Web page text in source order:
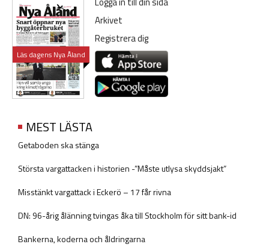
Läs dagens Nya Åland
Arkivet
Registrera dig
MEST LÄSTA
Getaboden ska stänga
Största vargattacken i historien -”Måste utlysa skyddsjakt”
Misstänkt vargattack i Eckerö – 17 får rivna
DN: 96-årig ålänning tvingas åka till Stockholm för sitt bank-id
Bankerna, koderna och åldringarna